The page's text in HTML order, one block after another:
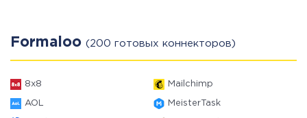
Formaloo (200 готовых коннекторов)
8x8 Mailchimp
AOL MeisterTask